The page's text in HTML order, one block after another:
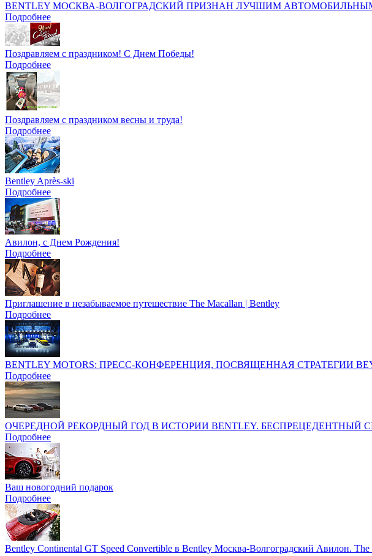
BENTLEY МОСКВА-ВОЛГОГРАДСКИЙ ПРИЗНАН ЛУЧШИМ
Подробнее
Поздравляем с праздником! С Днем Победы!
Подробнее
Поздравляем с праздником весны и труда!
Подробнее
Bentley Après-ski
Подробнее
Авилон, с Днем Рождения!
Подробнее
Приглашение в незабываемое путешествие The Macallan | Bentley
Подробнее
BENTLEY MOTORS: ПРЕСС-КОНФЕРЕНЦИЯ, ПОСВЯЩЕННАЯ СТРАТЕГИИ
Подробнее
ОЧЕРЕДНОЙ РЕКОРДНЫЙ ГОД В ИСТОРИИ BENTLEY.
Подробнее
Ваш новогодний подарок
Подробнее
Bentley Continental GT Speed Convertible в Bentley Москва-Волгоградский Авилон. The